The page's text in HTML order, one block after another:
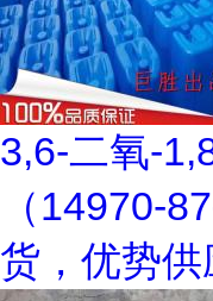
3,6-二氧-
（14970-
货，优势供